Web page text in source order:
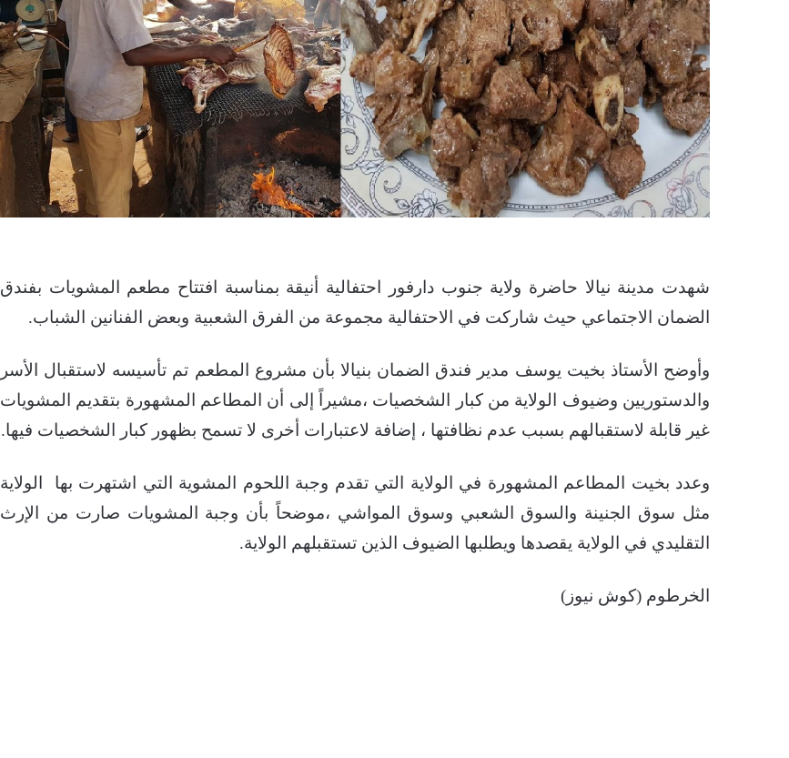
شهدت مدينة نيالا حاضرة ولاية جنوب دارفور احتفالية أنيقة بمناسبة افتتاح مطعم المشويات بفندق
الضمان الاجتماعي حيث شاركت في الاحتفالية مجموعة من الفرق الشعبية وبعض الفنانين الشباب.
وأوضح الأستاذ بخيت يوسف مدير فندق الضمان بنيالا بأن مشروع المطعم تم تأسيسه لاستقبال الأسر
والدستوريين وضيوف الولاية من كبار الشخصيات ،مشيراً إلى أن المطاعم المشهورة بتقديم المشويات
غير قابلة لاستقبالهم بسبب عدم نظافتها ، إضافة لاعتبارات أخرى لا تسمح بظهور كبار الشخصيات فيها.
وعدد بخيت المطاعم المشهورة في الولاية التي تقدم وجبة اللحوم المشوية التي اشتهرت بها الولاية
مثل سوق الجنينة والسوق الشعبي وسوق المواشي ،موضحاً بأن وجبة المشويات صارت من الإرث
التقليدي في الولاية يقصدها ويطلبها الضيوف الذين تستقبلهم الولاية.
الخرطوم (كوش نيوز)